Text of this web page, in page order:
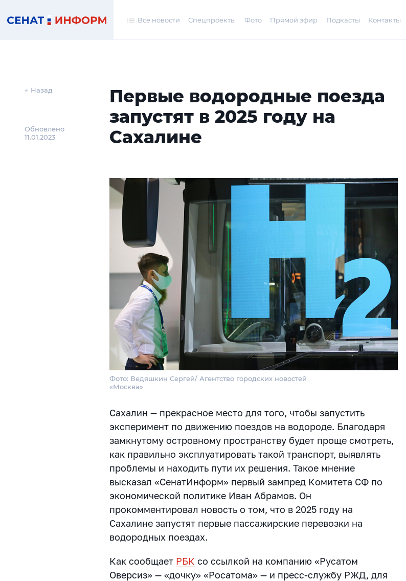
Все новости Спецпроекты Фото Прямой эфир Подкасты Контакты
← Назад
Обновлено
11.01.2023
Первые водородные поезда
запустят в 2025 году на
Сахалине
Фото: Ведяшкин Сергей/ Агентство городских новостей
«Москва»
Сахалин — прекрасное место для того, чтобы запустить
эксперимент по движению поездов на водороде. Благодаря
замкнутому островному пространству будет проще смотреть,
как правильно эксплуатировать такой транспорт, выявлять
проблемы и находить пути их решения. Такое мнение
высказал «СенатИнформ» первый зампред Комитета СФ по
экономической политике Иван Абрамов. Он
прокомментировал новость о том, что в 2025 году на
Сахалине запустят первые пассажирские перевозки на
водородных поездах.
Как сообщает РБК со ссылкой на компанию «Русатом
Оверсиз» — «дочку» «Росатома» — и пресс-службу РЖД, для